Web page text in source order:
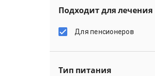
Подходит для лечения
Для пенсионеров
Тип питания